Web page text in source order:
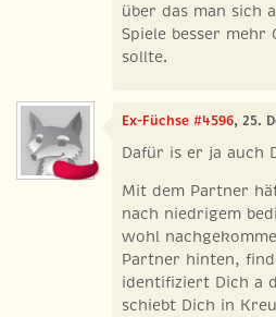
über das man sich
Spiele besser mehr
sollte.
Ex-Füchse #4596, 25.
Dafür is er ja auch
Mit dem Partner
nach niedrigem
wohl
Partner hinten,
identifiziert Dich a
schiebt Dich in